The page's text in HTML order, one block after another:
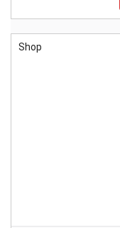
Shop